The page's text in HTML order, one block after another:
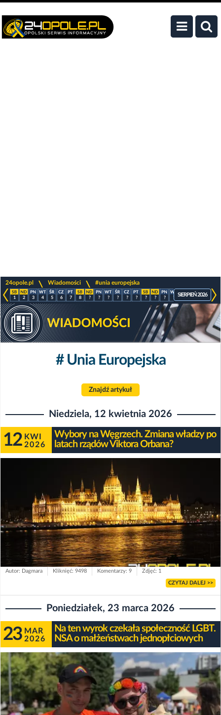
24opole.pl Wiadomości #unia europejska
1 2 3 4 5 6 7 8 ? ? ? ? ? ? ? ? ? ? ? ? ?
SIERPIEŃ 2026
# Unia Europejska
Znajdź artykuł
Niedziela, 12 kwietnia 2026
12 KWI
2026
Wybory na Węgrzech. Zmiana władzy po
latach rządów Viktora Orbana?
Autor: Dagmara Kliknięć: 9498 Komentarzy: 9 Zdjęć: 1
CZYTAJ DALEJ >>
Poniedziałek, 23 marca 2026
23 MAR
2026
Na ten wyrok czekała społeczność LGBT.
NSA o małżeństwach jednopłciowych